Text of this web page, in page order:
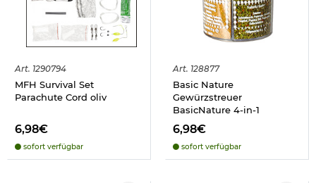
Art. 1290794
MFH Survival Set
Parachute Cord oliv
6,98€
sofort verfügbar
Art. 128877
Basic Nature
Gewürzstreuer
BasicNature 4-in-1
6,98€
sofort verfügbar